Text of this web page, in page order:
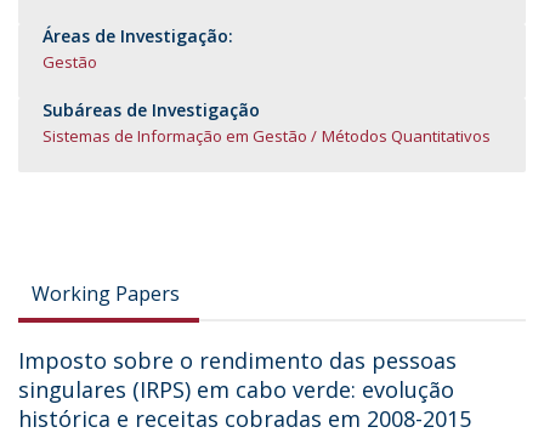
Áreas de Investigação:
Gestão
Subáreas de Investigação
Sistemas de Informação em Gestão Métodos Quantitativos
Working Papers
Imposto sobre o rendimento das pessoas
singulares (IRPS) em cabo verde: evolução
histórica e receitas cobradas em 2008-2015